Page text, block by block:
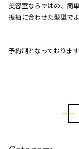
美容室ならではの、簡
振袖に合わせた髪型で
予約制となっておりま